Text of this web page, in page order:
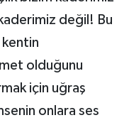
değil! Bu
olduğunu
için uğraş
onlara ses